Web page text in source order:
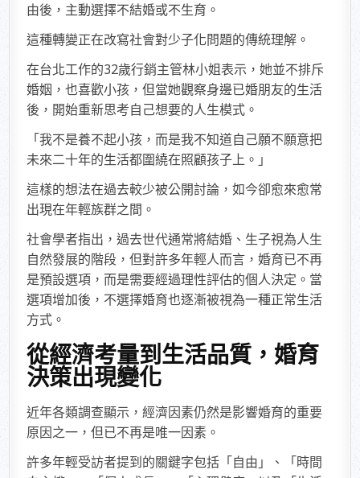
由後，主動選擇不結婚或不生育。
這種轉變正在改寫社會對少子化問題的傳統理解。
在台北工作的32歲行銷主管林小姐表示，她並不排斥
婚姻，也喜歡小孩，但當她觀察身邊已婚朋友的生活
後，開始重新思考自己想要的人生模式。
「我不是養不起小孩，而是我不知道自己願不願意把
未來二十年的生活都圍繞在照顧孩子上。」
這樣的想法在過去較少被公開討論，如今卻愈來愈常
出現在年輕族群之間。
社會學者指出，過去世代通常將結婚、生子視為人生
自然發展的階段，但對許多年輕人而言，婚育已不再
是預設選項，而是需要經過理性評估的個人決定。當
選項增加後，不選擇婚育也逐漸被視為一種正常生活
方式。
從經濟考量到生活品質，婚育
決策出現變化
近年各類調查顯示，經濟因素仍然是影響婚育的重要
原因之一，但已不再是唯一因素。
許多年輕受訪者提到的關鍵字包括「自由」、「時間